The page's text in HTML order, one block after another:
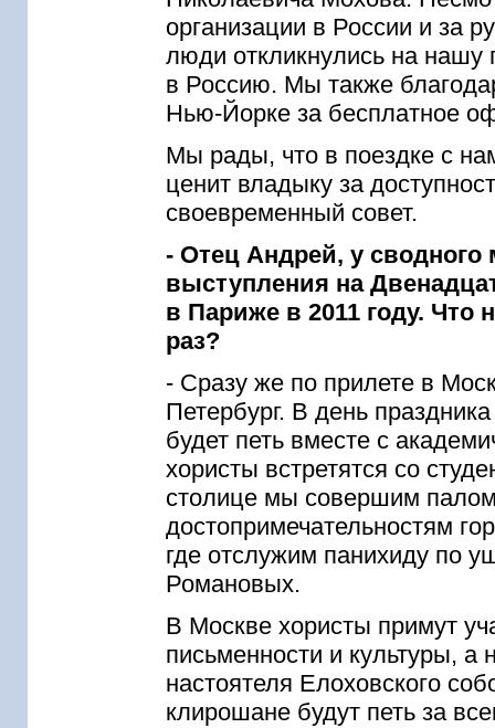
организации в России и за
люди откликнулись на
в Россию. Мы также
Нью-Йорке за бесплатное
Мы рады, что в поездке с
ценит владыку за
своевременный совет.
- Отец Андрей, у сводного
выступления на
в Париже в 2011 году. Что
раз?
- Сразу же по прилете в
Петербург. В день
будет петь вместе с
хористы встретятся со
столице мы совершим
достопримечательностям
где отслужим панихиду по
Романовых.
В Москве хористы примут
письменности и культуры, а
настоятеля Елоховского
клирошане будут петь за